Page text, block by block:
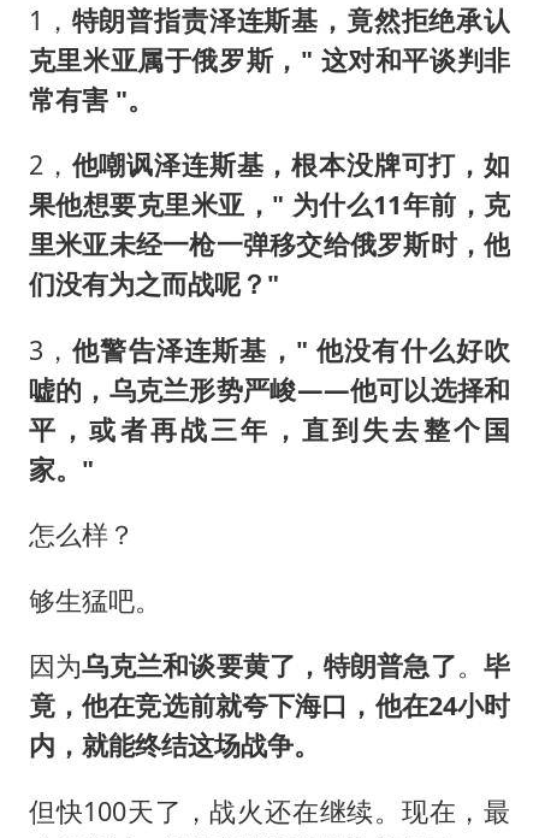
1， 特朗普指责泽连斯基，竟然拒绝承认
克里米亚属于俄罗斯，" 这对和平谈判非
常有害 "。
2， 他嘲讽泽连斯基，根本没牌可打，如
果他想要克里米亚，" 为什么11年前，克
里米亚未经一枪一弹移交给俄罗斯时，他
们没有为之而战呢？"
3，他警告泽连斯基，" 他没有什么好吹
嘘的，乌克兰形势严峻——他可以选择和
平，或者再战三年，直到失去整个国
家。"
怎么样？
够生猛吧。
因为乌克兰和谈要黄了，特朗普急了。毕
竟，他在竞选前就夸下海口，他在24小时
内，就能终结这场战争。
但快100天了，战火还在继续。现在，最